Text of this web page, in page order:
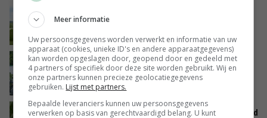
Oekraïne-vlogger Kees Huizinga: ‘Bezoek van
de ambassade mag zelf groente plukken’
GISTEREN, 12:00
Limburgse mais van Frijns doet het verrassend
Meer informatie
Uw persoonsgegevens worden verwerkt en informatie van uw
apparaat (cookies, unieke ID's en andere apparaatgegevens)
kan worden opgeslagen door, geopend door en gedeeld met
4 partners of specifiek door deze site worden gebruikt. Wij en
onze partners kunnen precieze geolocatiegegevens
gebruiken. Lijst met partners.
Bepaalde leveranciers kunnen uw persoonsgegevens
verwerken op basis van gerechtvaardigd belang. U kunt